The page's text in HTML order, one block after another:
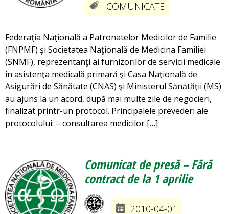
COMUNICATE
Federaţia Naţională a Patronatelor Medicilor de Familie
(FNPMF) şi Societatea Naţională de Medicina Familiei
(SNMF), reprezentanţi ai furnizorilor de servicii medicale
în asistenţa medicală primară şi Casa Naţională de
Asigurări de Sănătate (CNAS) şi Ministerul Sănătăţii (MS)
au ajuns la un acord, după mai multe zile de negocieri,
finalizat printr-un protocol. Principalele prevederi ale
protocolului: – consultarea medicilor […]
Comunicat de presă – Fără
contract de la 1 aprilie
2010-04-01